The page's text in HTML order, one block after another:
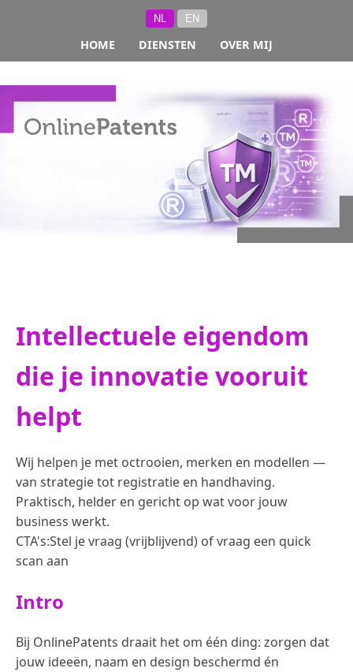
HOME DIENSTEN OVER MIJ
NL EN
Intellectuele eigendom
die je innovatie vooruit
helpt
Wij helpen je met octrooien, merken en modellen —
van strategie tot registratie en handhaving.
Praktisch, helder en gericht op wat voor jouw
business werkt.
CTA's:Stel je vraag (vrijblijvend) of vraag een quick
scan aan
Intro
Bij OnlinePatents draait het om één ding: zorgen dat
jouw ideeën, naam en design beschermd én